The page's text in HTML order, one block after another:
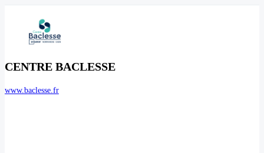
CENTRE BACLESSE
www.baclesse.fr